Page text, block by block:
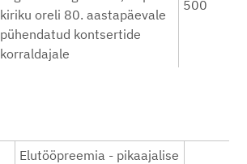
kiriku oreli 80. aastapäevale
pühendatud kontsertide
korraldajale
500
Elutööpreemia - pikaajalise